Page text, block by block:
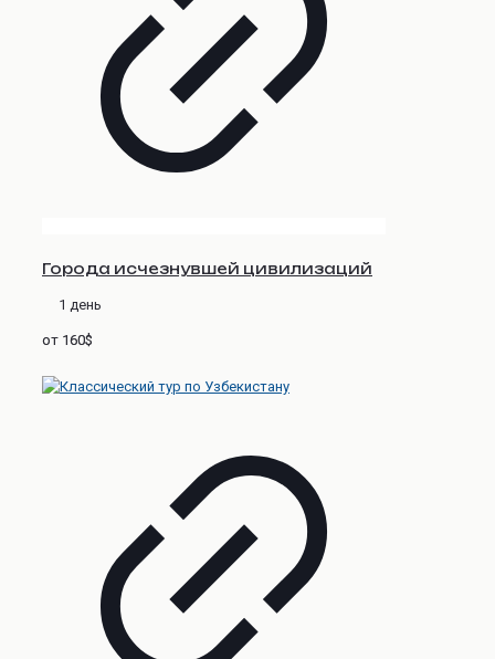
Города исчезнувшей цивилизаций
1 день
от 160$